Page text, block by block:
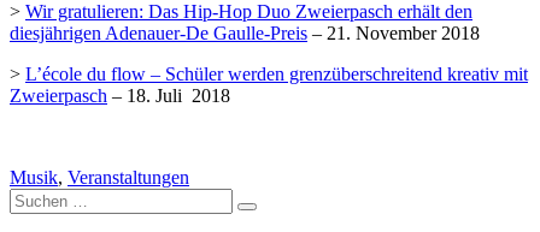
> Wir gratulieren: Das Hip-Hop Duo Zweierpasch erhält den
diesjährigen Adenauer-De Gaulle-Preis – 21. November 2018
> L’école du flow – Schüler werden grenzüberschreitend kreativ mit
Zweierpasch – 18. Juli 2018
Musik, Veranstaltungen
Suche
nach: